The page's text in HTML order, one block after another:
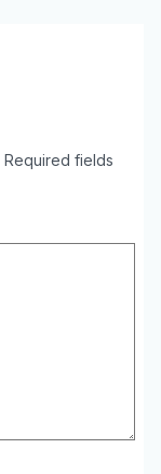
Required fields